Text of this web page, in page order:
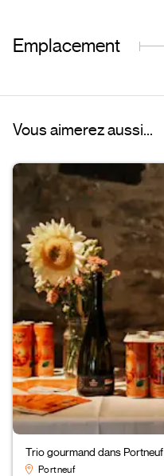
Emplacement
Vous aimerez aussi...
Trio gourmand dans Portneuf
Portneuf